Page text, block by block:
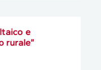
e
rurale”